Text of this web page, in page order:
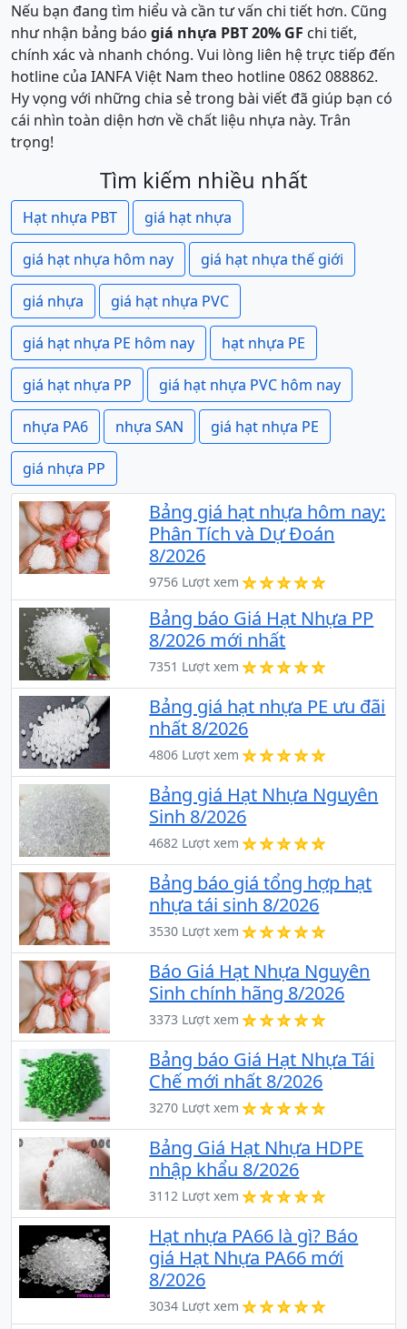
Nếu bạn đang tìm hiểu và cần tư vấn chi tiết hơn. Cũng
như nhận bảng báo giá nhựa PBT 20% GF chi tiết,
chính xác và nhanh chóng. Vui lòng liên hệ trực tiếp đến
hotline của IANFA Việt Nam theo hotline 0862 088862.
Hy vọng với những chia sẻ trong bài viết đã giúp bạn có
cái nhìn toàn diện hơn về chất liệu nhựa này. Trân
trọng!
Tìm kiếm nhiều nhất
Hạt nhựa PBT giá hạt nhựa
giá hạt nhựa hôm nay giá hạt nhựa thế giới
giá nhựa giá hạt nhựa PVC
giá hạt nhựa PE hôm nay hạt nhựa PE
giá hạt nhựa PP giá hạt nhựa PVC hôm nay
nhựa PA6 nhựa SAN giá hạt nhựa PE
giá nhựa PP
Bảng giá hạt nhựa hôm nay:
Phân Tích và Dự Đoán
8/2026
9756 Lượt xem
Bảng báo Giá Hạt Nhựa PP
8/2026 mới nhất
7351 Lượt xem
Bảng giá hạt nhựa PE ưu đãi
nhất 8/2026
4806 Lượt xem
Bảng giá Hạt Nhựa Nguyên
Sinh 8/2026
4682 Lượt xem
Bảng báo giá tổng hợp hạt
nhựa tái sinh 8/2026
3530 Lượt xem
Báo Giá Hạt Nhựa Nguyên
Sinh chính hãng 8/2026
3373 Lượt xem
Bảng báo Giá Hạt Nhựa Tái
Chế mới nhất 8/2026
3270 Lượt xem
Bảng Giá Hạt Nhựa HDPE
nhập khẩu 8/2026
3112 Lượt xem
Hạt nhựa PA66 là gì? Báo
giá Hạt Nhựa PA66 mới
8/2026
3034 Lượt xem